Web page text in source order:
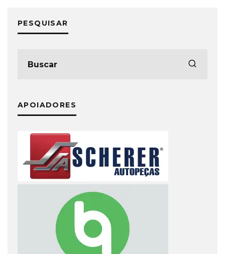
PESQUISAR
APOIADORES